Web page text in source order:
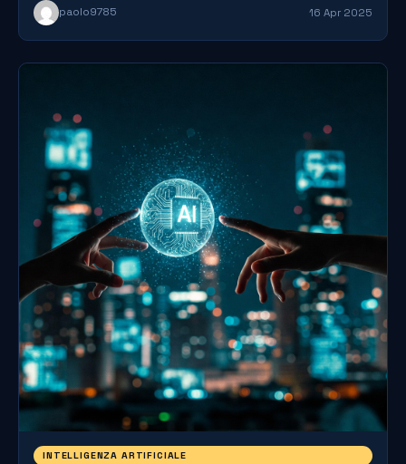
paolo9785 16 Apr 2025
INTELLIGENZA ARTIFICIALE